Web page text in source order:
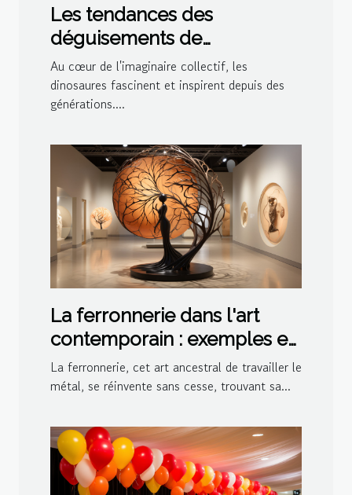
Les tendances des
déguisements de
dinosaures pour les fêtes à
thème en 2023
Au cœur de l'imaginaire collectif, les
dinosaures fascinent et inspirent depuis des
générations....
La ferronnerie dans l'art
contemporain : exemples et
inspirations
La ferronnerie, cet art ancestral de travailler le
métal, se réinvente sans cesse, trouvant sa...